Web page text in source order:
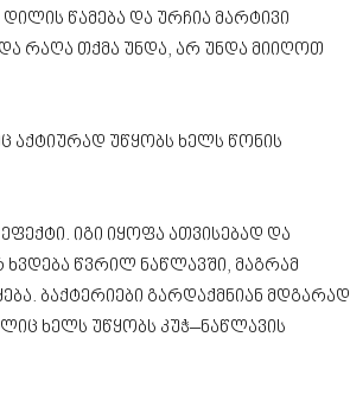
წამება და ურჩია მარტივი
რაღა თქმა უნდა, არ უნდა მიიღოთ
აქტიურად უწყობს ხელს წონის
იგი იყოფა ათვისებად და
წვრილ ნაწლავში, მაგრამ
ბაქტერიები გარდაქმნიან მდგარად
ხელს უწყობს კუჭ–ნაწლავის